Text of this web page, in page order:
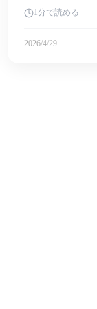
1分で読める
2026/4/29